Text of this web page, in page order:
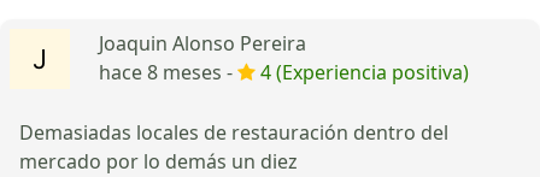
Joaquin Alonso Pereira
hace 8 meses -
4 (Experiencia positiva)
Demasiadas locales de restauración dentro del
mercado por lo demás un diez